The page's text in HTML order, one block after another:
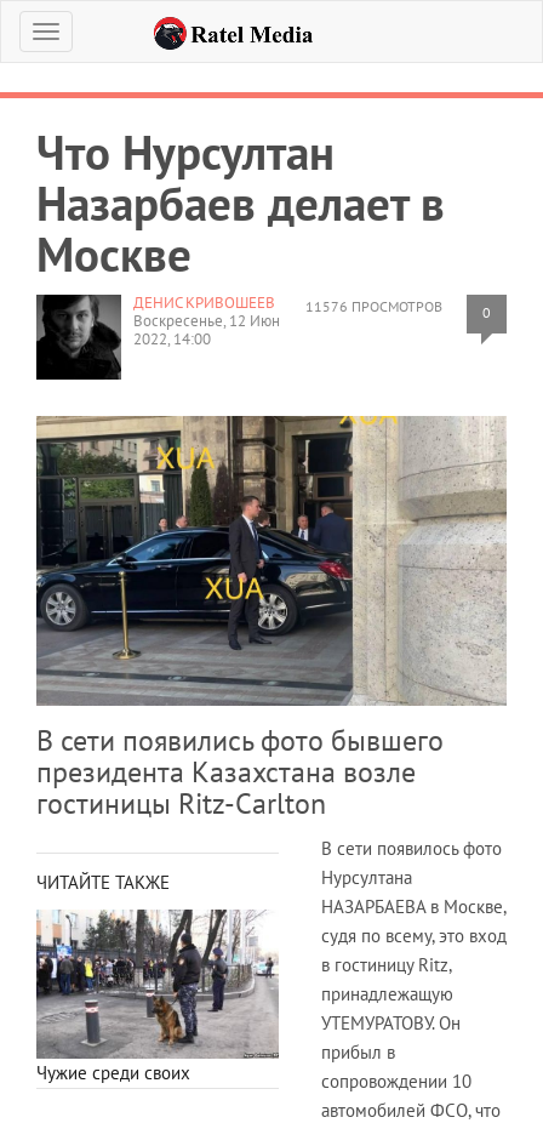
Меню
Что Нурсултан
Назарбаев делает в
Москве
11576 ПРОСМОТРОВ 0
ДЕНИС КРИВОШЕЕВ
Воскресенье, 12 Июн
2022, 14:00
В сети появились фото бывшего
президента Казахстана возле
гостиницы Ritz-Carlton
ЧИТАЙТЕ ТАКЖЕ
Чужие среди своих
В сети появилось фото
Нурсултана
НАЗАРБАЕВА в Москве,
судя по всему, это вход
в гостиницу Ritz,
принадлежащую
УТЕМУРАТОВУ. Он
прибыл в
сопровождении 10
автомобилей ФСО, что